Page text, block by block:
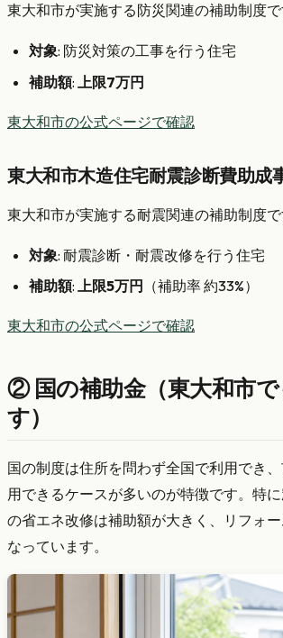
東大和市が実施する防災関連の補助制度で
対象: 防災対策の工事を行う住宅
補助額: 上限7万円
東大和市の公式ページで確認
東大和市木造住宅耐震診断費助成
東大和市が実施する耐震関連の補助制度で
対象: 耐震診断・耐震改修を行う住宅
補助額: 上限5万円 （補助率 約33%）
東大和市の公式ページで確認
② 国の補助金（東大和市で
す）
国の制度は住所を問わず全国で利用でき
用できるケースが多いのが特徴です。特
の省エネ改修は補助額が大きく、リフォ
なっています。